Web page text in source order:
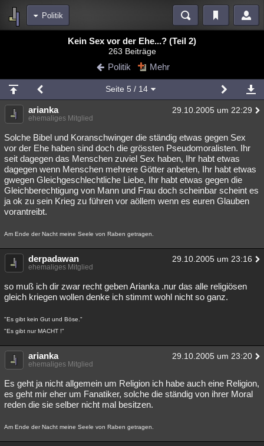
Politik
Blogs Videos
Chat Wiki Neuigkeiten
meine Rubriken
Menschen Mystery Kriminalfälle
Spiritualität Verschwörungen Technologie Ufologie
Natur Umfragen Unterhaltung
weitere Rubriken
Philosophie Träume Orte Esoterik Literatur
Astronomie
Übersichten
Lesenswert Schlüsselwörter
Kein Sex vor der Ehe...? (Teil 2)
263 Beiträge
Politik Mehr
Seite 5 / 14
arianka 29.10.2005 um 22:29
ehemaliges Mitglied
Solche Bibel und Koranschwinger die ständig etwas gegen Sex
vor der Ehe haben sind doch die grössten Pseudomoralisten. Ihr
seit dagegen das Menschen zuviel Sex haben, Ihr habt etwas
dagegen wenn Menschen mehrere Götter anbeten, Ihr habt etwas
gwegen Gleichgeschlechtliche Liebe, Ihr habt etwas gegen die
Gleichberechtigung von Mann und Frau doch scheinbar scheint es
ja ok zu sein Krieg zu führen vor aöllem wenn es euren Glauben
vorantreibt.
Am Ende der Nacht meine Seele von Raben getragen.
derpadawan 29.10.2005 um 23:16
ehemaliges Mitglied
so muß ich dir zwar recht geben Arianka .nur das alle religiösen
gleich kriegen wollen denke ich stimmt wohl nicht so ganz.
"Es gibt kein Gut und Böse."
"Es gibt nur MACHT !"
arianka 29.10.2005 um 23:20
ehemaliges Mitglied
Es geht ja nicht allgemein um Religion ich habe auch eine Religion,
es geht mir eher um Fanatiker, solche die ständig von ihrer Moral
reden die sie selber nicht mal besitzen.
Am Ende der Nacht meine Seele von Raben getragen.